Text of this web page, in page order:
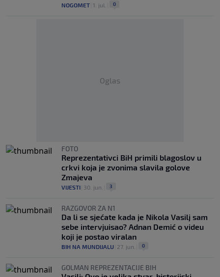
NOGOMET 1. jul. 0
Oglas
FOTO
Reprezentativci BiH primili blagoslov u
crkvi koja je zvonima slavila golove
Zmajeva
VIJESTI 30. jun. 3
RAZGOVOR ZA N1
Da li se sjećate kada je Nikola Vasilj sam
sebe intervjuisao? Adnan Demić o videu
koji je postao viralan
BIH NA MUNDIJALU 27. jun. 0
GOLMAN REPREZENTACIJE BIH